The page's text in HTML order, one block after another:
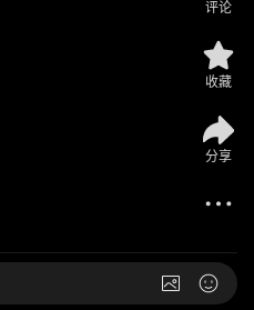
评论
收藏
分享